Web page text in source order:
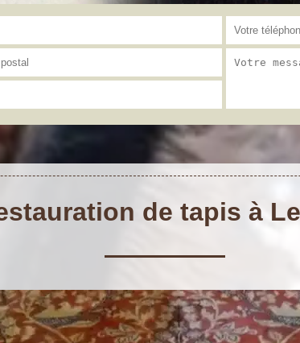
de tapis à